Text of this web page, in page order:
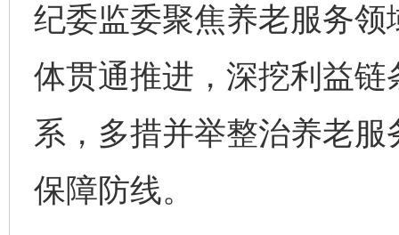
纪委监委聚焦养老服务
体贯通推进，深挖利益
系，多措并举整治养老
保障防线。